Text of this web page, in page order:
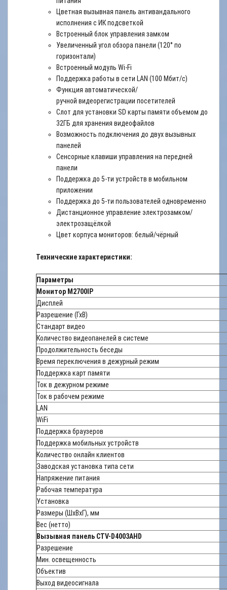
Цветная вызывная панель антивандального
исполнения с ИК подсветкой
Встроенный блок управления замком
Увеличенный угол обзора панели (120° по
горизонтали)
Встроенный модуль Wi-Fi
Поддержка работы в сети LAN (100 Mбит/с)
Функция автоматической/
ручной видеорегистрации посетителей
Слот для установки SD карты памяти объемом до
32ГБ для хранения видеофайлов
Возможность подключения до двух вызывных
панелей
Сенсорные клавиши управления на передней
панели
Поддержка до 5-ти устройств в мобильном
приложении
Поддержка до 5-ти пользователей одновременно
Дистанционное управление электрозамком/
электрозащёлкой
Цвет корпуса мониторов: белый/чёрный
Технические характеристики:
Параметры
Монитор M2700IP
Дисплей
Разрешение (ГхВ)
Стандарт видео
Количество видеопанелей в системе
Продолжительность беседы
Время переключения в дежурный режим
Поддержка карт памяти
Ток в дежурном режиме
Ток в рабочем режиме
LAN
WiFi
Поддержка браузеров
Поддержка мобильных устройств
Количество онлайн клиентов
Заводская установка типа сети
Напряжение питания
Рабочая температура
Установка
Размеры (ШхВхГ), мм
Вес (нетто)
Вызывная панель CTV-D4003AHD
Разрешение
Мин. освещенность
Объектив
Выход видеосигнала